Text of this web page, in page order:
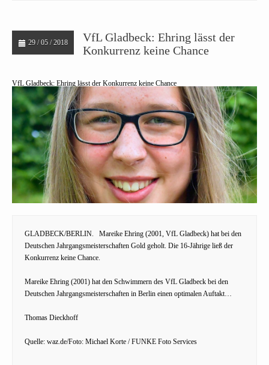
29 / 05 / 2018
VfL Gladbeck: Ehring lässt der
Konkurrenz keine Chance
VfL Gladbeck: Ehring lässt der Konkurrenz keine Chance
GLADBECK/BERLIN.
Mareike Ehring (2001, VfL Gladbeck) hat bei den
Deutschen Jahrgangsmeisterschaften Gold geholt. Die 16-Jährige ließ der
Konkurrenz keine Chance.
Mareike Ehring (2001) hat den Schwimmern des VfL Gladbeck bei den
Deutschen Jahrgangsmeisterschaften in Berlin einen optimalen Auftakt…
Thomas Dieckhoff
Quelle: waz.de/Foto: Michael Korte / FUNKE Foto Services